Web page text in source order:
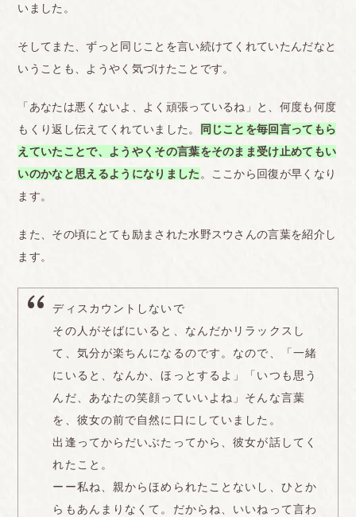
いました。
そしてまた、ずっと同じことを言い続けてくれていたんだなと
いうことも、ようやく気づけたことです。
「あなたは悪くないよ、よく頑張っているね」と、何度も何度
もくり返し伝えてくれていました。
同じことを毎回言ってもら
えていたことで、ようやくその言葉をそのまま受け止めてもい
いのかなと思えるようになりました 。ここから回復が早くなり
ます。
また、その頃にとても励まされた水野スウさんの言葉を紹介し
ます。
ディスカウントしないで
その人がそばにいると、なんだかリラックスし
て、気分が楽ちんになるのです。なので、「一緒
にいると、なんか、ほっとするよ」「いつも思う
んだ、あなたの笑顔っていいよね」そんな言葉
を、彼女の前で自然に口にしていました。
出逢ってからだいぶたってから、彼女が話してく
れたこと。
ーー私ね、親からほめられたことないし、ひとか
らもあんまりなくて。だからね、いいねって言わ